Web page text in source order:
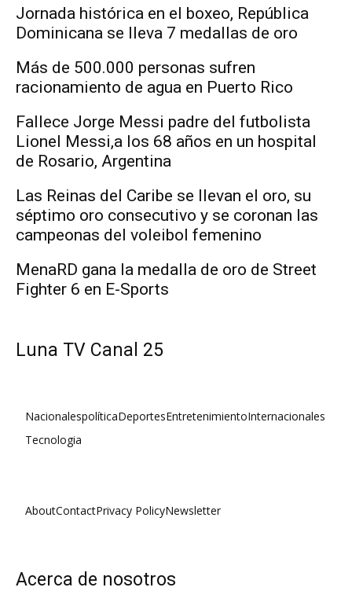
Jornada histórica en el boxeo, República
Dominicana se lleva 7 medallas de oro
Más de 500.000 personas sufren
racionamiento de agua en Puerto Rico
Fallece Jorge Messi padre del futbolista
Lionel Messi,a los 68 años en un hospital
de Rosario, Argentina
Las Reinas del Caribe se llevan el oro, su
séptimo oro consecutivo y se coronan las
campeonas del voleibol femenino
MenaRD gana la medalla de oro de Street
Fighter 6 en E-Sports
Luna TV Canal 25
NacionalespolíticaDeportesEntretenimientoInternacionales
Tecnologia
AboutContactPrivacy PolicyNewsletter
Acerca de nosotros